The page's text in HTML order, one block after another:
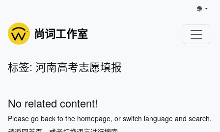
尚词工作室
标签: 河南高考志愿填报
No related content!
Please go back to the homepage, or switch language and search.